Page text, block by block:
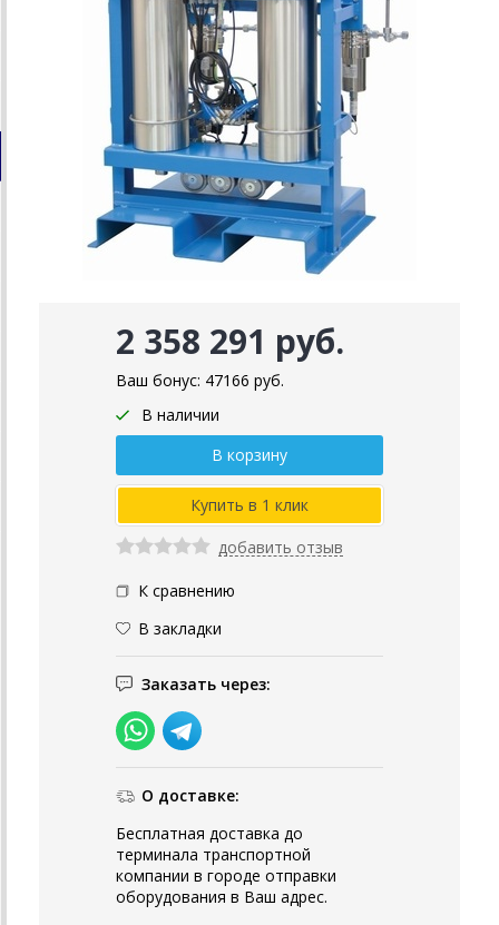
2 358 291 руб.
Ваш бонус: 47166 руб.
В наличии
добавить отзыв
К сравнению
В закладки
Заказать через:
О доставке:
Бесплатная доставка до
терминала транспортной
компании в городе отправки
оборудования в Ваш адрес.